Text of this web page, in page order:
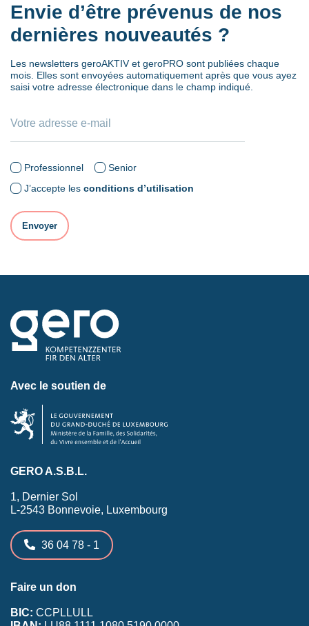
Envie d’être prévenus de nos
dernières nouveautés ?
Les newsletters geroAKTIV et geroPRO sont publiées chaque
mois. Elles sont envoyées automatiquement après que vous ayez
saisi votre adresse électronique dans le champ indiqué.
Professionnel
Senior
J’accepte les conditions d’utilisation
Avec le soutien de
GERO A.S.B.L.
1, Dernier Sol
L-2543 Bonnevoie, Luxembourg
36 04 78 - 1
Faire un don
BIC: CCPLLULL